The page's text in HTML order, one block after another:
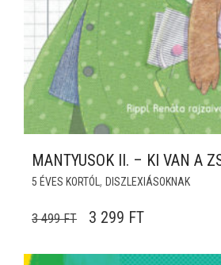
MANTYUSOK II. – KI VAN A
5 ÉVES KORTÓL, DISZLEXIÁSOKNAK
3 499FT ORIGINAL PRICE
3 299 FTCURRENT